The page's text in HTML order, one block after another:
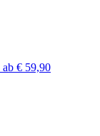
ab € 59,90